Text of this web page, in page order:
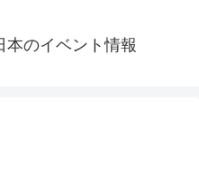
本のイベント情報